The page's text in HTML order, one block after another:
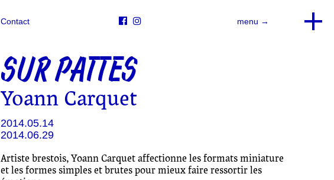
Contact   menu →
SUR PATTES
Yoann Carquet
2014.05.14
2014.06.29
Artiste brestois, Yoann Carquet affectionne les formats miniature
et les formes simples et brutes pour mieux faire ressortir les